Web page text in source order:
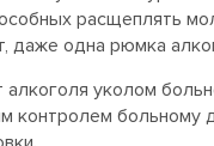
расщеплять
одна рюмка
уколом
контролем больному